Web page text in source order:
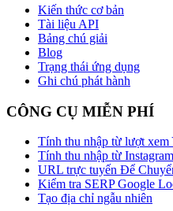
Kiến thức cơ bản
Tài liệu API
Bảng chú giải
Blog
Trạng thái ứng dụng
Ghi chú phát hành
CÔNG CỤ MIỄN PHÍ
Tính thu nhập từ lượt xem
Tính thu nhập từ Instagram
URL trực tuyến Để
Kiểm tra SERP Google
Tạo địa chỉ ngẫu nhiên